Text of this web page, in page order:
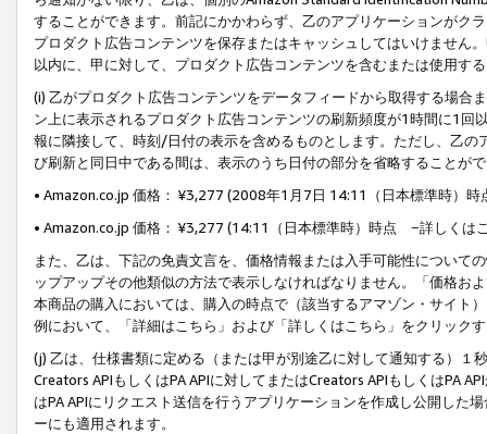
することができます。前記にかかわらず、乙のアプリケーションがク
プロダクト広告コンテンツを保存またはキャッシュしてはいけません
以内に、甲に対して、プロダクト広告コンテンツを含むまたは使用す
(i) 乙がプロダクト広告コンテンツをデータフィードから取得する場合
ン上に表示されるプロダクト広告コンテンツの刷新頻度が1時間に1
報に隣接して、時刻/日付の表示を含めるものとします。ただし、乙
び刷新と同日中である間は、表示のうち日付の部分を省略することが
• Amazon.co.jp 価格： ¥3,277 (2008年1月7日 14:11（日本標準時）
• Amazon.co.jp 価格： ¥3,277 (14:11（日本標準時）時点 −詳しくは
また、乙は、下記の免責文言を、価格情報または入手可能性について
ップアップその他類似の方法で表示しなければなりません。「価格
本商品の購入においては、購入の時点で（該当するアマゾン・サイト
例において、「詳細はこちら」および「詳しくはこちら」をクリック
(j) 乙は、仕様書類に定める（または甲が別途乙に対して通知する）
Creators APIもしくはPA APIに対してまたはCreators APIもしくはPA
はPA APIにリクエスト送信を行うアプリケーションを作成し公開した
ーにも適用されます。